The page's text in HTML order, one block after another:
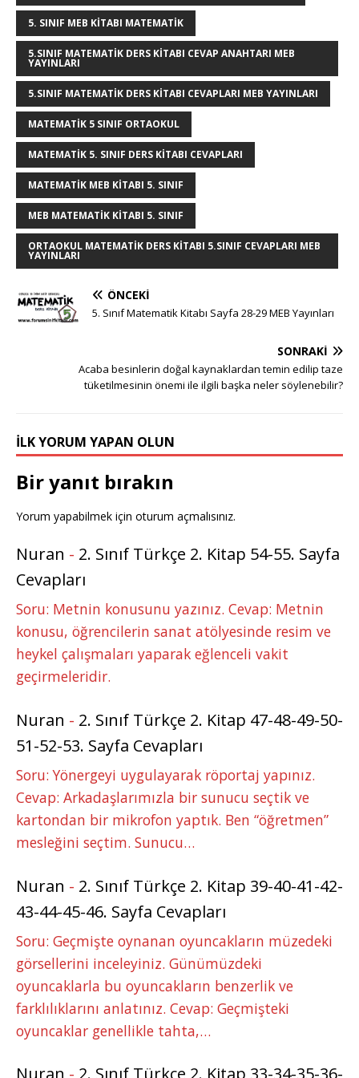
e
r
e
st
b
o
o
k
r dI
n p
p
g
e
r
5. SINIF MEB KITABI MATEMATIK
5.SINIF MATEMATIK DERS KITABI CEVAP ANAHTARI MEB
YAYINLARI
5.SINIF MATEMATIK DERS KITABI CEVAPLARI MEB YAYINLARI
MATEMATIK 5 SINIF ORTAOKUL
MATEMATIK 5. SINIF DERS KITABI CEVAPLARI
MATEMATIK MEB KITABI 5. SINIF
MEB MATEMATIK KITABI 5. SINIF
ORTAOKUL MATEMATIK DERS KITABI 5.SINIF CEVAPLARI MEB
YAYINLARI
ÖNCEKI
5. Sınıf Matematik Kitabı Sayfa 28-29 MEB Yayınları
SONRAKI
Acaba besinlerin doğal kaynaklardan temin edilip taze
tüketilmesinin önemi ile ilgili başka neler söylenebilir?
İLK YORUM YAPAN OLUN
Bir yanıt bırakın
Yorum yapabilmek için oturum açmalısınız.
Nuran - 2. Sınıf Türkçe 2. Kitap 54-55. Sayfa
Cevapları
Soru: Metnin konusunu yazınız. Cevap: Metnin
konusu, öğrencilerin sanat atölyesinde resim ve
heykel çalışmaları yaparak eğlenceli vakit
geçirmeleridir.
Nuran - 2. Sınıf Türkçe 2. Kitap 47-48-49-50-
51-52-53. Sayfa Cevapları
Soru: Yönergeyi uygulayarak röportaj yapınız.
Cevap: Arkadaşlarımızla bir sunucu seçtik ve
kartondan bir mikrofon yaptık. Ben “öğretmen”
mesleğini seçtim. Sunucu…
Nuran - 2. Sınıf Türkçe 2. Kitap 39-40-41-42-
43-44-45-46. Sayfa Cevapları
Soru: Geçmişte oynanan oyuncakların müzedeki
görsellerini inceleyiniz. Günümüzdeki
oyuncaklarla bu oyuncakların benzerlik ve
farklılıklarını anlatınız. Cevap: Geçmişteki
oyuncaklar genellikle tahta,…